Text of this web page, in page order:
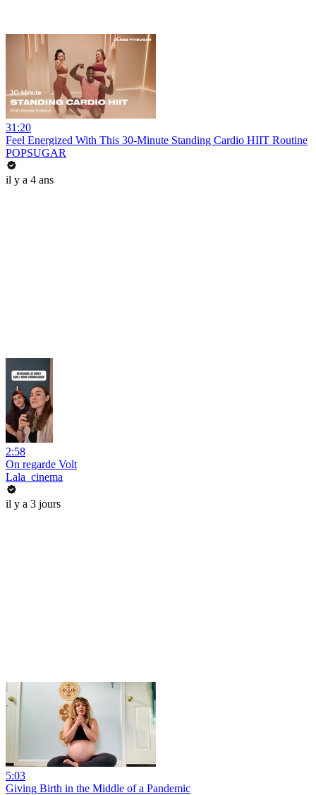
31:20
Feel Energized With This 30-Minute Standing Cardio HIIT Routine
POPSUGAR
il y a 4 ans
2:58
On regarde Volt
Lala_cinema
il y a 3 jours
5:03
Giving Birth in the Middle of a Pandemic